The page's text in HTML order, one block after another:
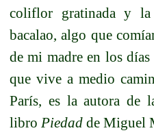
coliflor gratinada y
bacalao, algo que
de mi madre en los
que vive a medio
París, es la autora de
libro Piedad de Miguel